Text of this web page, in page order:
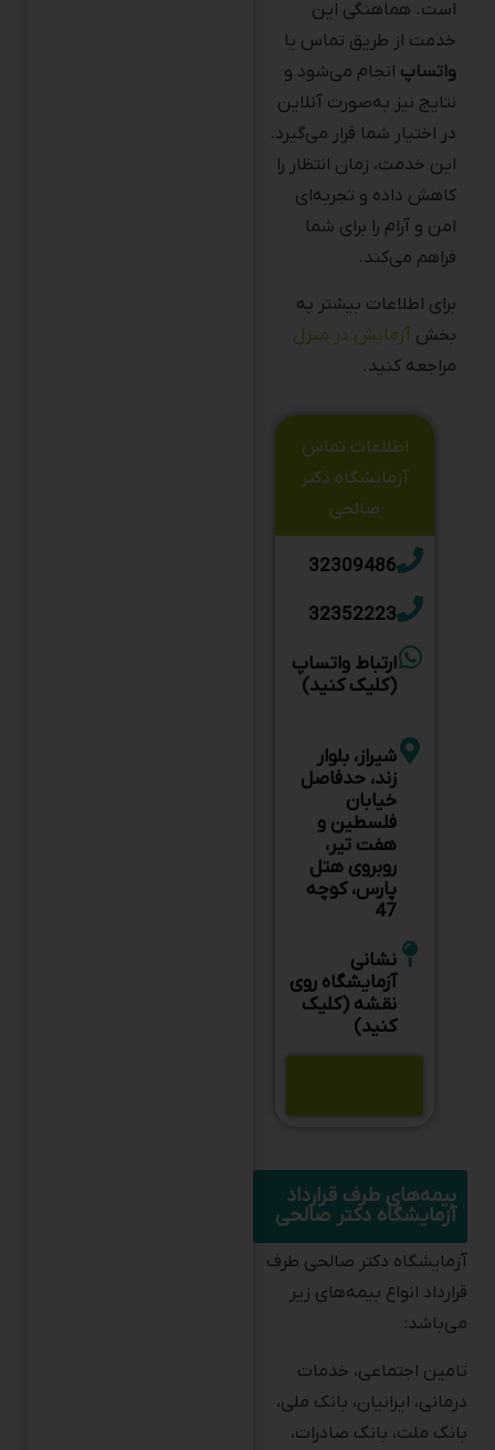
خدمت از طریق تماس یا
واتساپانجام می‌شود و
نتایج نیز به‌صورت آنلاین
در اختیار شما قرار می‌گیرد.
این خدمت، زمان انتظار را
کاهش داده و تجربه‌ای
امن و آرام را برای شما
فراهم می‌کند.
بخشآزمایش در منزل
مراجعه کنید.
اطلاعات تماس
آزمایشگاه دکتر
صالحی
32309486
(کلیک کنید)
زند، حدفاصل
خیابان
فلسطین و
هفت تیر،
روبروی هتل
پارس، کوچه
47
آزمایشگاه روی
نقشه (کلیک
کنید)
بیمه‌های طرف قرارداد
آزمایشگاه دکتر صالحی
قرارداد انواع بیمه‌های زیر
می‌باشد:
درمانی، ایرانیان، بانک ملی،
بانک ملت، بانک صادرات،
بانک تجارت نو، بانک سپه،